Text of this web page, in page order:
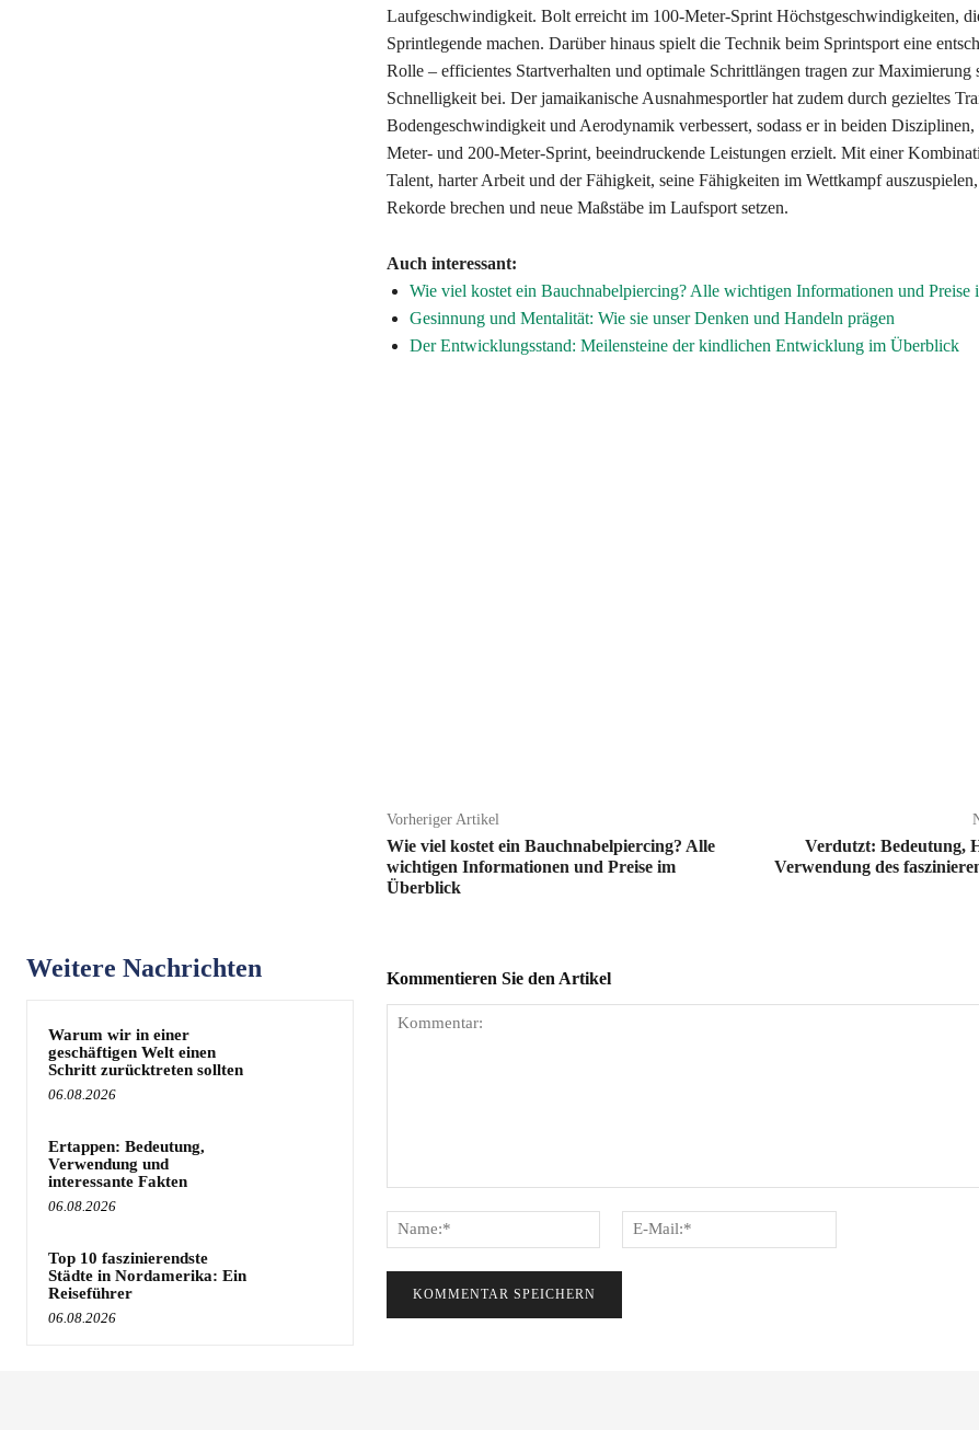
Laufgeschwindigkeit. Bolt erreicht im 100-Meter-Sprint Höchstgeschwindigkeiten,
Sprintlegende machen. Darüber hinaus spielt die Technik beim Sprintsport eine
Rolle – efficientes Startverhalten und optimale Schrittlängen tragen zur Maximierung
Schnelligkeit bei. Der jamaikanische Ausnahmesportler hat zudem durch gezieltes
Bodengeschwindigkeit und Aerodynamik verbessert, sodass er in beiden Disziplinen,
Meter- und 200-Meter-Sprint, beeindruckende Leistungen erzielt. Mit einer
Talent, harter Arbeit und der Fähigkeit, seine Fähigkeiten im Wettkampf
Rekorde brechen und neue Maßstäbe im Laufsport setzen.
Auch interessant:
Wie viel kostet ein Bauchnabelpiercing? Alle wichtigen Informationen und Preise
Gesinnung und Mentalität: Wie sie unser Denken und Handeln prägen
Der Entwicklungsstand: Meilensteine der kindlichen Entwicklung im Überblick
Vorheriger Artikel
Wie viel kostet ein Bauchnabelpiercing? Alle
wichtigen Informationen und Preise im
Überblick
Verdutzt: Bedeutung,
Verwendung des
Weitere Nachrichten
Warum wir in einer
geschäftigen Welt einen
Schritt zurücktreten sollten
06.08.2026
Ertappen: Bedeutung,
Verwendung und
interessante Fakten
06.08.2026
Top 10 faszinierendste
Städte in Nordamerika: Ein
Reiseführer
06.08.2026
Kommentieren Sie den Artikel
Name:*
Mail:*